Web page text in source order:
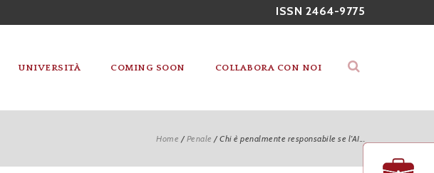
ISSN 2464-9775
UNIVERSITÀ COMING SOON COLLABORA CON NOI
Home /Penale /Chi è penalmente responsabile se l’AI...